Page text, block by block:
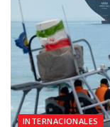
INTERNACIONALES